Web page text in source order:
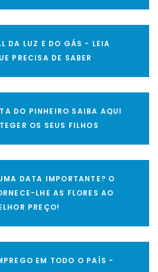
DA LUZ E DO GÁS - LEIA
PRECISA DE SABER
DO PINHEIRO SAIBA AQUI
OS SEUS FILHOS
DATA IMPORTANTE? O
LHE AS FLORES AO
PREÇO!
EM TODO O PAÍS -